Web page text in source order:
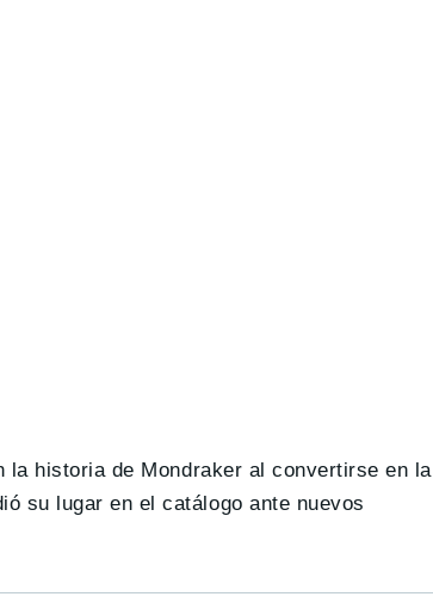
la historia de Mondraker al convertirse en la
su lugar en el catálogo ante nuevos